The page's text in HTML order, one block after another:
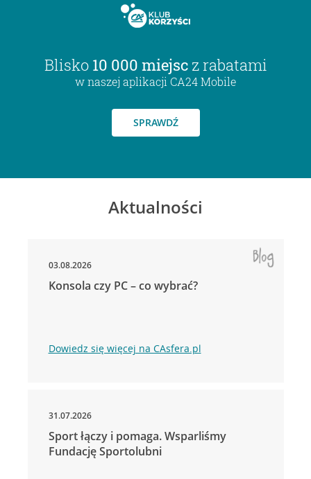
Blisko 10 000 miejsc z rabatami
w naszej aplikacji CA24 Mobile
SPRAWDŹ
Aktualności
03.08.2026
Konsola czy PC – co wybrać?
Dowiedz się więcej na CAsfera.pl
31.07.2026
Sport łączy i pomaga. Wsparliśmy
Fundację Sportolubni